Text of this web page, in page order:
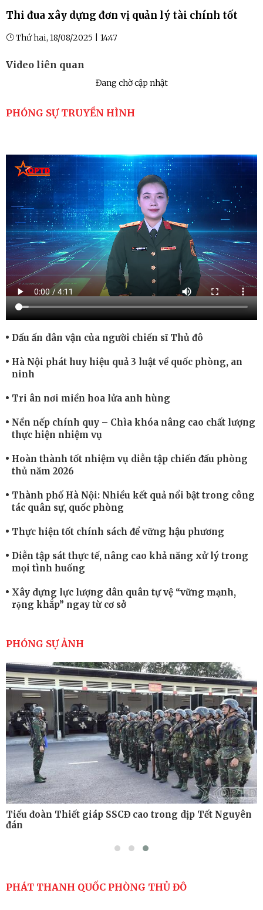
Thi đua xây dựng đơn vị quản lý tài chính tốt
Thứ hai, 18/08/2025 | 14:47
Video liên quan
Đang chờ cập nhật
PHÓNG SỰ TRUYỀN HÌNH
Dấu ấn dân vận của người chiến sĩ Thủ đô
Hà Nội phát huy hiệu quả 3 luật về quốc phòng, an
ninh
Tri ân nơi miền hoa lửa anh hùng
Nền nếp chính quy – Chìa khóa nâng cao chất lượng
thực hiện nhiệm vụ
Hoàn thành tốt nhiệm vụ diễn tập chiến đấu phòng
thủ năm 2026
Thành phố Hà Nội: Nhiều kết quả nổi bật trong công
tác quân sự, quốc phòng
Thực hiện tốt chính sách để vững hậu phương
Diễn tập sát thực tế, nâng cao khả năng xử lý trong
mọi tình huống
Xây dựng lực lượng dân quân tự vệ “vững mạnh,
rộng khắp” ngay từ cơ sở
cao sức mạnh chiến đấu
Tiểu đoàn Thiết giáp hoàn thành tốt diễn tập chiến
thuật có bắn đạn thật
Nơi sinh viên rèn ý trí, luyện kỹ năng
PHÓNG SỰ ẢNH
Tiểu đoàn Thiết giáp SSCĐ cao trong dịp Tết Nguyên
đán
PHÁT THANH QUỐC PHÒNG THỦ ĐÔ